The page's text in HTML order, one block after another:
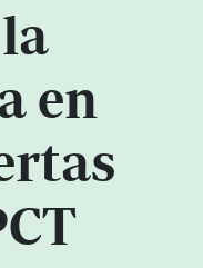
en